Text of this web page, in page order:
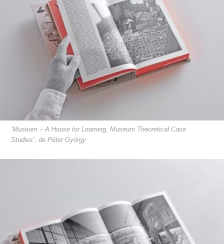
‘Museum – A House for Learning, Museum Theoretical Case
Studies’, de Péter György